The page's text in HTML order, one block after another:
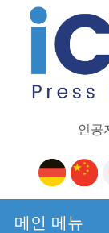
인공
메인 메뉴